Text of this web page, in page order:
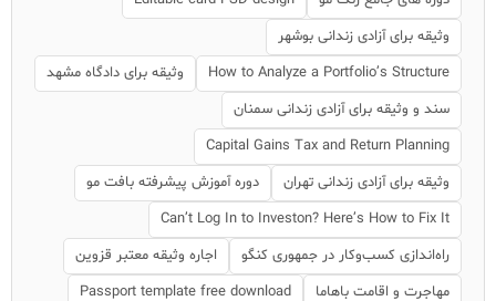
وثیقه برای آزادی زندانی بوشهر
How to Analyze a Portfolio’s Structure
وثیقه برای دادگاه مشهد
سند و وثیقه برای آزادی زندانی سمنان
Capital Gains Tax and Return Planning
وثیقه برای آزادی زندانی تهران
دوره آموزش پیشرفته بافت مو
Can’t Log In to Investon? Here’s How to Fix It
راه‌اندازی کسب‌وکار در جمهوری کنگو
اجاره وثیقه معتبر قزوین
مهاجرت و اقامت باهاما
Passport template free download